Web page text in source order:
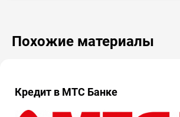
Похожие материалы
Кредит в МТС Банке